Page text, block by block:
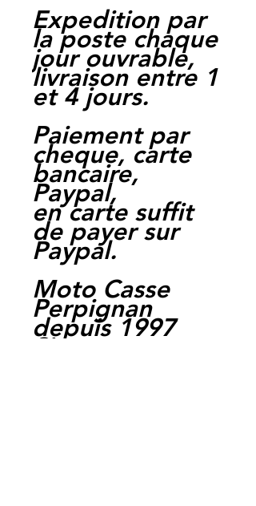
Expedition par
la poste chaque
jour ouvrable,
livraison entre 1
et 4 jours.
Paiement par
cheque, carte
bancaire,
Paypal,
en carte suffit
de payer sur
Paypal.
Moto Casse
Perpignan
depuis 1997
Siret: